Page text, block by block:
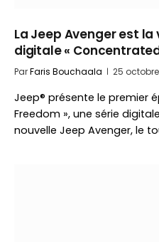
La Jeep Avenger est
digitale «
ParFaris Bouchaala 25
Jeep® présente le premier
Freedom », une série
nouvelle Jeep Avenger, le